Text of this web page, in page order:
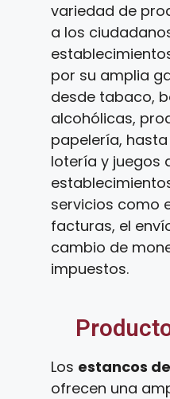
variedad de
a los
por su amplia
desde tabaco,
alcohólicas,
papelería,
lotería y juegos
servicios como
facturas, el
cambio de
impuestos.
Los estancos
ofrecen una